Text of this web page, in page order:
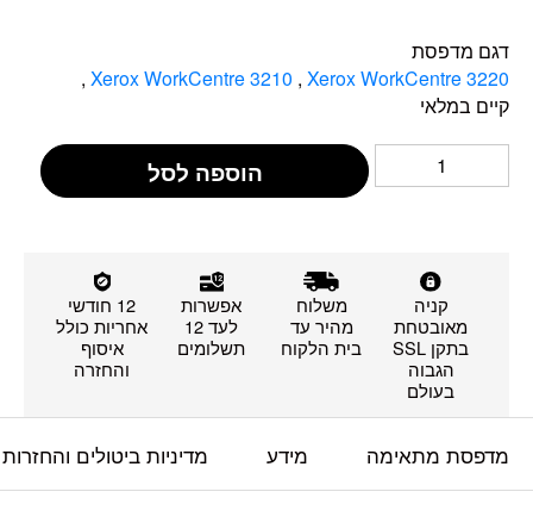
דגם מדפסת
Xerox WorkCentre 3210 ,Xerox WorkCentre 3220
,
קיים במלאי
הוספה לסל
קניה
מאובטחת
בתקן SSL
הגבוה
בעולם
משלוח
מהיר עד
בית הלקוח
אפשרות
לעד 12
תשלומים
12 חודשי
אחריות כולל
איסוף
והחזרה
מדפסת מתאימה מידע מדיניות ביטולים והחזרות